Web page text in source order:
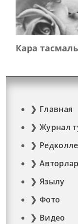
Кара
Главная
Журнал
Авторлар
Язылу
Фото
Видео